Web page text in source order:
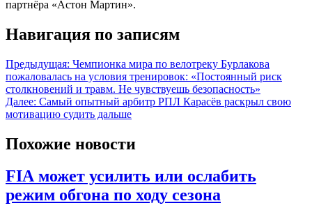
партнёра «Астон Мартин».
Навигация по записям
Предыдущая: Чемпионка мира по велотреку Бурлакова
пожаловалась на условия тренировок: «Постоянный риск
столкновений и травм. Не чувствуешь безопасность»
Далее: Самый опытный арбитр РПЛ Карасёв раскрыл свою
мотивацию судить дальше
Похожие новости
FIA может усилить или ослабить
режим обгона по ходу сезона